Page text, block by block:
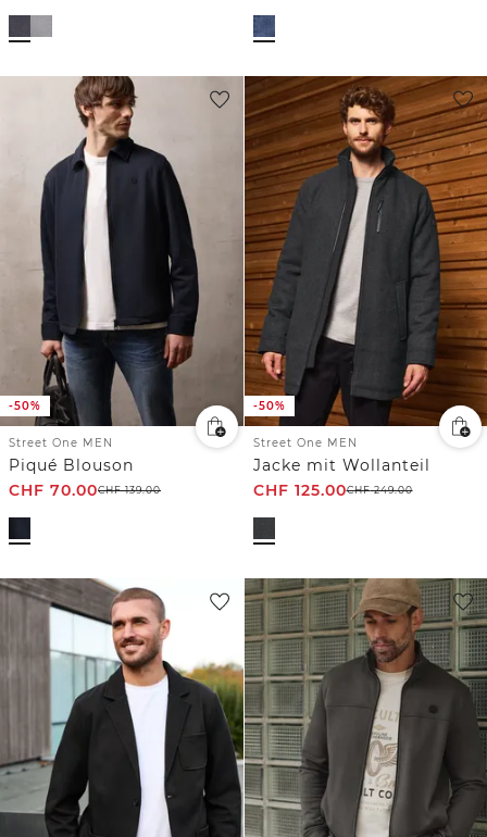
-50%
Street One MEN
Piqué Blouson
CHF 70.00CHF139.00
-50%
Street One MEN
Jacke mit Wollanteil
CHF 125.00CHF249.00